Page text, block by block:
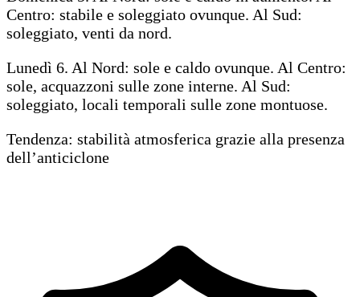
Centro: stabile e soleggiato ovunque. Al Sud:
soleggiato, venti da nord.
Lunedì 6. Al Nord: sole e caldo ovunque. Al Centro:
sole, acquazzoni sulle zone interne. Al Sud:
soleggiato, locali temporali sulle zone montuose.
Tendenza: stabilità atmosferica grazie alla presenza
dell’anticiclone